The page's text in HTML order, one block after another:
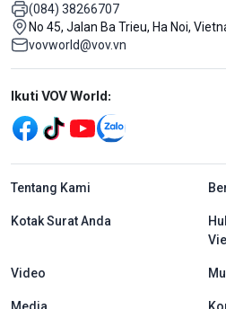
(084) 38266707
No 45, Jalan Ba Trieu, Ha Noi,
vovworld@vov.vn
Mạng xã hội
Ikuti VOV World:
menu footer tiếng
Tentang Kami
Kotak Surat Anda
Video